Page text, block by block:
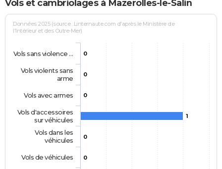
Vols et cambriolages à Mazerolles-le-Salin
Données 2025 (source : Linternaute.com d'après le Ministère de
l'Intérieur et des Outre-Mer)
0
0
0
1
0
0
Vols sans violence …
Vols violents sans
arme
Vols avec armes
Vols d'accessoires
sur véhicules
Vols dans les
véhicules
Vols de véhicules